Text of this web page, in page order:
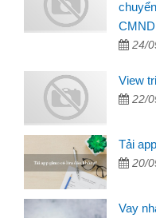
CMND
24/
View
22/
Tải
20/
Vay